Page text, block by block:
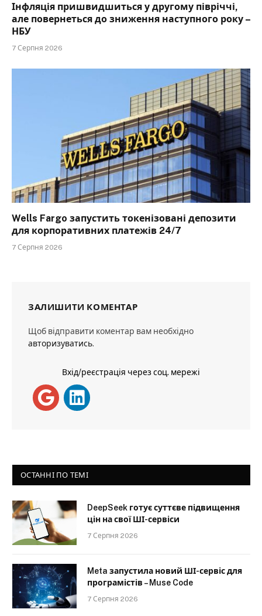
Інфляція пришвидшиться у другому півріччі,
але повернеться до зниження наступного року –
НБУ
7 Серпня 2026
Wells Fargo запустить токенізовані депозити
для корпоративних платежів 24/7
7 Серпня 2026
ЗАЛИШИТИ КОМЕНТАР
Щоб відправити коментар вам необхідно
авторизуватись.
Вхід/реєстрація через соц. мережі
ОСТАННІ ПО ТЕМІ
DeepSeek готує суттєве підвищення
цін на свої ШІ-сервіси
7 Серпня 2026
Meta запустила новий ШІ-сервіс для
програмістів – Muse Code
7 Серпня 2026